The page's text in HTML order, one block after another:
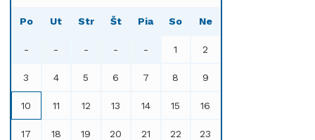
Po Ut Str Št Pia So Ne
- - - - - 1 2
3 4 5 6 7 8 9
10 11 12 13 14 15 16
17 18 19 20 21 22 23